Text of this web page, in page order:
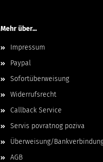
Mehr über...
Impressum
Paypal
Sofortüberweisung
Widerrufsrecht
Callback Service
Servis povratnog poziva
Überweisung/
AGB